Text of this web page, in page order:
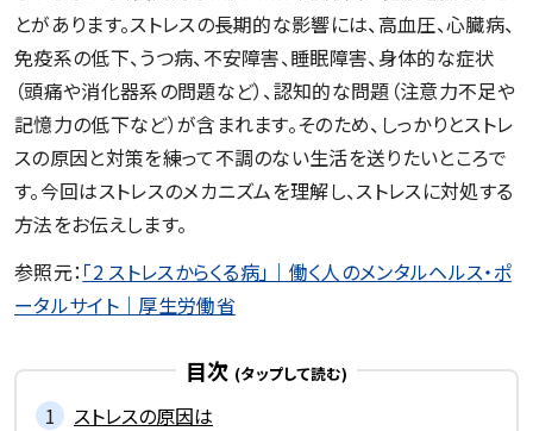
とがあります。ストレスの長期的な影響には、高血圧、心臓病、
免疫系の低下、うつ病、不安障害、睡眠障害、身体的な症状
（頭痛や消化器系の問題など）、認知的な問題（注意力不足や
記憶力の低下など）が含まれます。そのため、しっかりとストレ
スの原因と対策を練って不調のない生活を送りたいところで
す。今回はストレスのメカニズムを理解し、ストレスに対処する
方法をお伝えします。
参照元：「2 ストレスからくる病」｜働く人のメンタルヘルス・ポ
ータルサイト｜厚生労働省
目次
ストレスの原因は